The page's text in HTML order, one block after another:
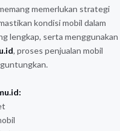
memerlukan strategi
kondisi mobil dalam
lengkap, serta menggunakan
, proses penjualan mobil